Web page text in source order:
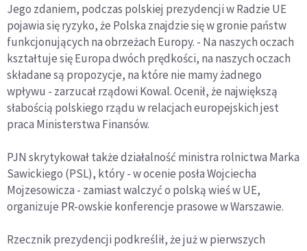
Jego zdaniem, podczas polskiej prezydencji w Radzie UE
pojawia się ryzyko, że Polska znajdzie się w gronie państw
funkcjonujących na obrzeżach Europy. - Na naszych oczach
kształtuje się Europa dwóch prędkości, na naszych oczach
składane są propozycje, na które nie mamy żadnego
wpływu - zarzucał rządowi Kowal. Ocenił, że największą
słabością polskiego rządu w relacjach europejskich jest
praca Ministerstwa Finansów.
PJN skrytykował także działalność ministra rolnictwa Marka
Sawickiego (PSL), który - w ocenie posła Wojciecha
Mojzesowicza - zamiast walczyć o polską wieś w UE,
organizuje PR-owskie konferencje prasowe w Warszawie.
Rzecznik prezydencji podkreślił, że już w pierwszych